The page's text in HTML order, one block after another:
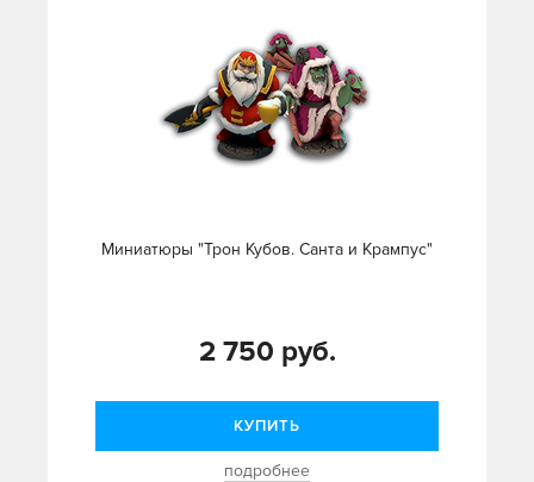
Миниатюры "Трон Кубов. Санта и Крампус"
2 750 руб.
КУПИТЬ
подробнее